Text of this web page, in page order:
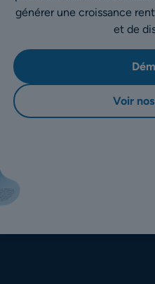
générer une croissance
et de
Voir